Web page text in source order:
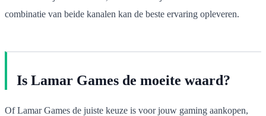
combinatie van beide kanalen kan de beste ervaring opleveren.
Is Lamar Games de moeite waard?
Of Lamar Games de juiste keuze is voor jouw gaming aankopen,